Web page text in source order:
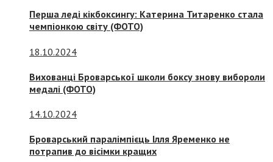
Перша леді кікбоксингу: Катерина Титаренко стала
чемпіонкою світу (ФОТО)
18.10.2024
Вихованці Броварської школи боксу знову вибороли
медалі (ФОТО)
14.10.2024
Броварський паралімпієць Ілля Яременко не
потрапив до вісімки кращих